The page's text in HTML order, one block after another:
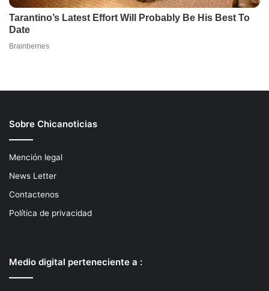
Sobre Chicanoticias
Mención legal
News Letter
Contactenos
Política de privacidad
Medio digital perteneciente a :